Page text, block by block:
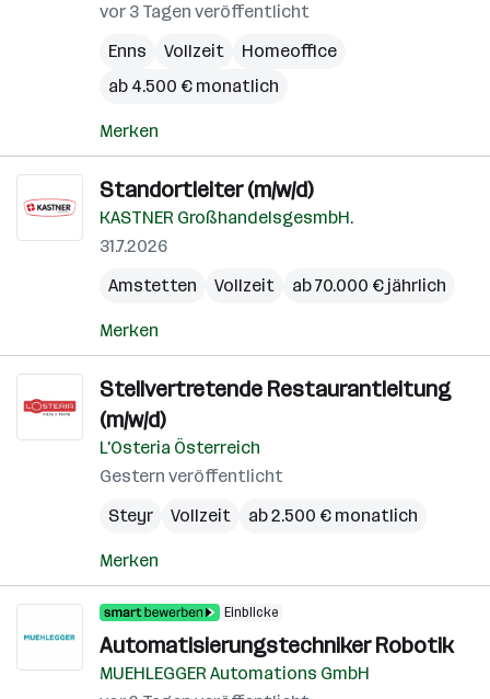
vor 3 Tagen veröffentlicht
Enns
Vollzeit
Homeoffice
ab 4.500 € monatlich
Merken
Standortleiter (m/w/d)
KASTNER GroßhandelsgesmbH.
31.7.2026
Amstetten
Vollzeit ab 70.000 € jährlich
Merken
Stellvertretende Restaurantleitung
(m/w/d)
L'Osteria Österreich
Gestern veröffentlicht
Steyr
Vollzeit ab 2.500 € monatlich
Merken
Einblicke
Automatisierungstechniker Robotik
MUEHLEGGER Automations GmbH